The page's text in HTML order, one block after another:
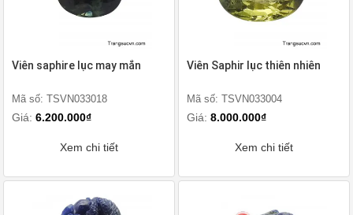
Viên saphire lục may mắn
Mã số: TSVN033018
Giá: 6.200.000₫
Xem chi tiết
Viên Saphir lục thiên nhiên
Mã số: TSVN033004
Giá: 8.000.000₫
Xem chi tiết